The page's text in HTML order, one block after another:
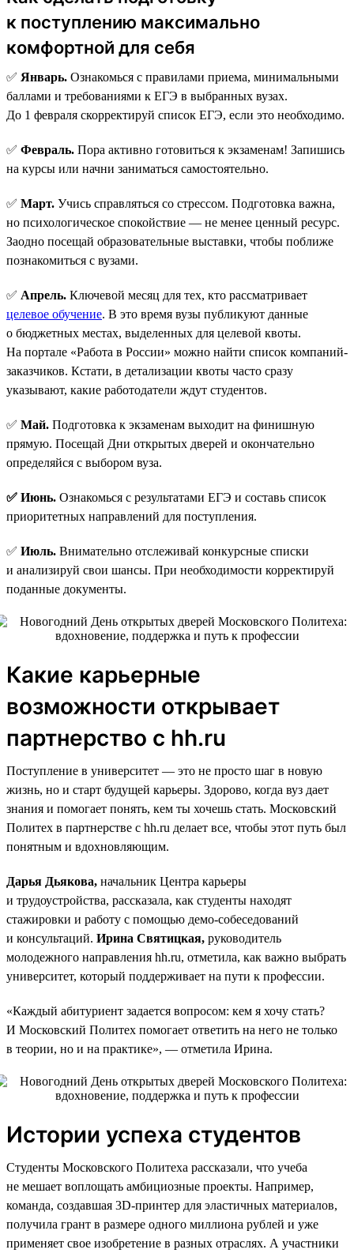
к поступлению максимально
комфортной для себя
✅ Январь. Ознакомься с правилами приема, минимальными
баллами и требованиями к ЕГЭ в выбранных вузах.
До 1 февраля скорректируй список ЕГЭ, если это необходимо.
✅ Февраль. Пора активно готовиться к экзаменам! Запишись
на курсы или начни заниматься самостоятельно.
✅ Март. Учись справляться со стрессом. Подготовка важна,
но психологическое спокойствие — не менее ценный ресурс.
Заодно посещай образовательные выставки, чтобы поближе
познакомиться с вузами.
✅ Апрель. Ключевой месяц для тех, кто рассматривает
целевое обучение. В это время вузы публикуют данные
о бюджетных местах, выделенных для целевой квоты.
На портале «Работа в России» можно найти список компаний-
заказчиков. Кстати, в детализации квоты часто сразу
указывают, какие работодатели ждут студентов.
✅ Май. Подготовка к экзаменам выходит на финишную
прямую. Посещай Дни открытых дверей и окончательно
определяйся с выбором вуза.
✅ Июнь. Ознакомься с результатами ЕГЭ и составь список
приоритетных направлений для поступления.
✅ Июль. Внимательно отслеживай конкурсные списки
и анализируй свои шансы. При необходимости корректируй
поданные документы.
Какие карьерные
возможности открывает
партнерство с hh.ru
Поступление в университет — это не просто шаг в новую
жизнь, но и старт будущей карьеры. Здорово, когда вуз дает
знания и помогает понять, кем ты хочешь стать. Московский
Политех в партнерстве с hh.ru делает все, чтобы этот путь был
понятным и вдохновляющим.
Дарья Дьякова, начальник Центра карьеры
и трудоустройства, рассказала, как студенты находят
стажировки и работу с помощью демо-собеседований
и консультаций. Ирина Святицкая, руководитель
молодежного направления hh.ru, отметила, как важно выбрать
университет, который поддерживает на пути к профессии.
«Каждый абитуриент задается вопросом: кем я хочу стать?
И Московский Политех помогает ответить на него не только
в теории, но и на практике», — отметила Ирина.
Истории успеха студентов
Студенты Московского Политеха рассказали, что учеба
не мешает воплощать амбициозные проекты. Например,
команда, создавшая 3D-принтер для эластичных материалов,
получила грант в размере одного миллиона рублей и уже
применяет свое изобретение в разных отраслях. А участники